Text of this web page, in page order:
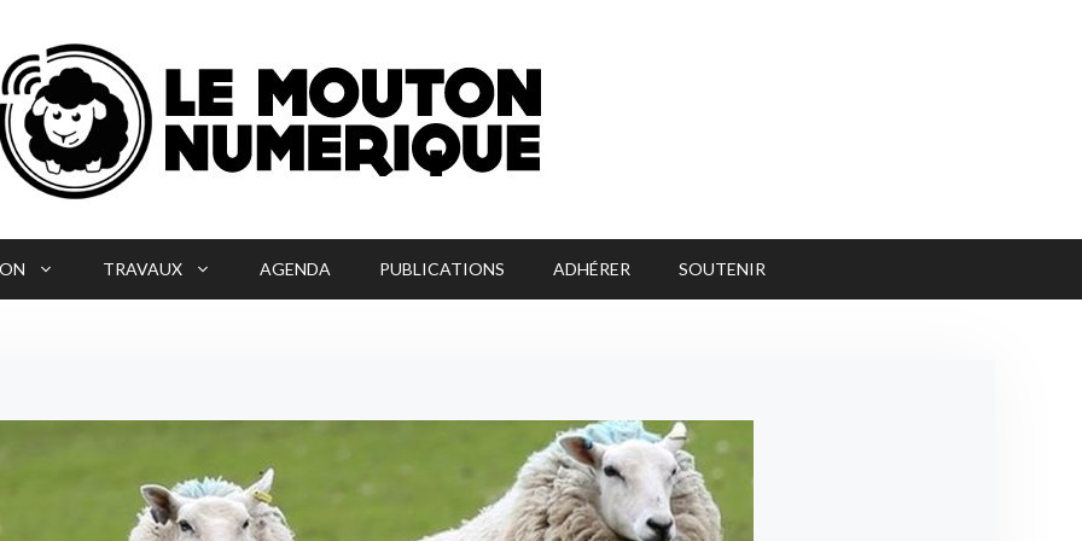
TRAVAUX AGENDA PUBLICATIONS ADHÉRER SOUTENIR